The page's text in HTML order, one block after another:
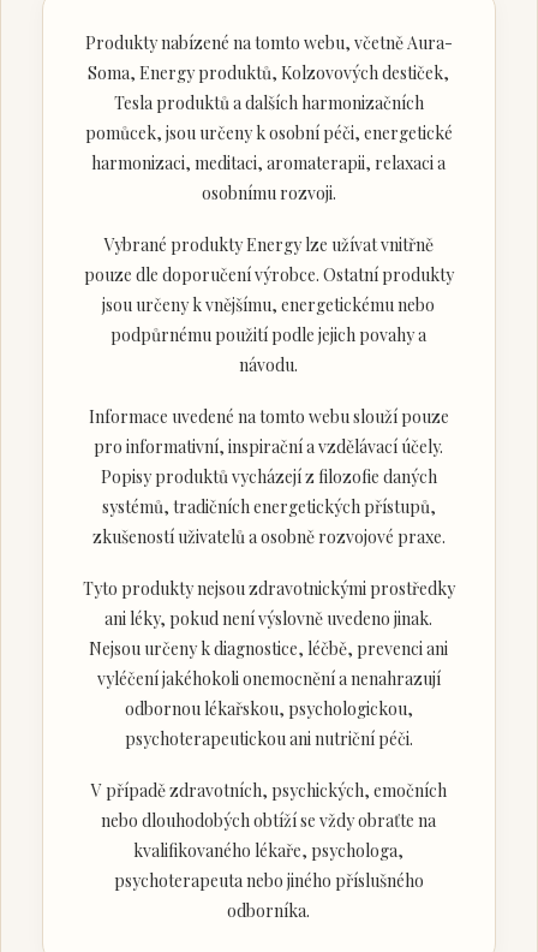
Produkty nabízené na tomto webu, včetně Aura-
Soma, Energy produktů, Kolzovových destiček,
Tesla produktů a dalších harmonizačních
pomůcek, jsou určeny k osobní péči, energetické
harmonizaci, meditaci, aromaterapii, relaxaci a
osobnímu rozvoji.
Vybrané produkty Energy lze užívat vnitřně
pouze dle doporučení výrobce. Ostatní produkty
jsou určeny k vnějšímu, energetickému nebo
podpůrnému použití podle jejich povahy a
návodu.
Informace uvedené na tomto webu slouží pouze
pro informativní, inspirační a vzdělávací účely.
Popisy produktů vycházejí z filozofie daných
systémů, tradičních energetických přístupů,
zkušeností uživatelů a osobně rozvojové praxe.
Tyto produkty nejsou zdravotnickými prostředky
ani léky, pokud není výslovně uvedeno jinak.
Nejsou určeny k diagnostice, léčbě, prevenci ani
vyléčení jakéhokoli onemocnění a nenahrazují
odbornou lékařskou, psychologickou,
psychoterapeutickou ani nutriční péči.
V případě zdravotních, psychických, emočních
nebo dlouhodobých obtíží se vždy obraťte na
kvalifikovaného lékaře, psychologa,
psychoterapeuta nebo jiného příslušného
odborníka.